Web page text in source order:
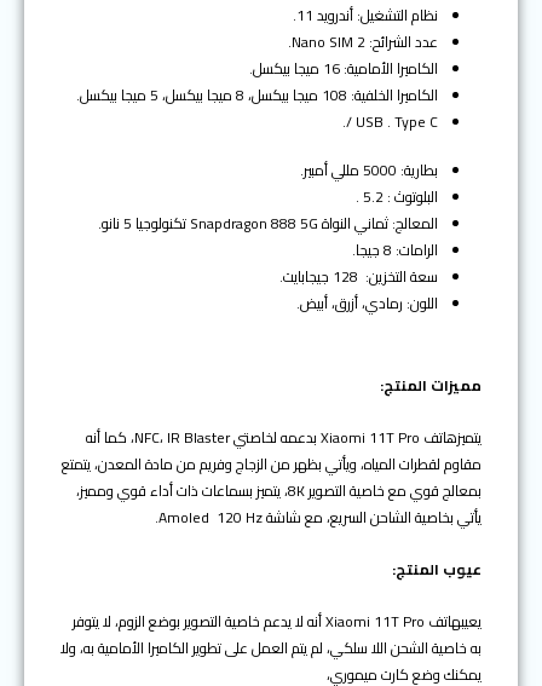
نظام التشغيل: أندرويد 11.
عدد الشرائح: 2 Nano SIM.
الكاميرا الأمامية: 16 ميجا بيكسل.
الكاميرا الخلفية: 108 ميجا بيكسل، 8 ميجا بيكسل، 5 ميجا بيكسل.
USB . Type C /.
بطارية: 5000 مللي أمبير.
البلوتوث : 5.2 .
المعالج: ثماني النواة Snapdragon 888 5G تكنولوجيا 5 نانو.
الرامات: 8 جيجا.
سعة التخزين: 128 جيجابايت.
اللون: رمادي، أزرق، أبيض.
مميزات المنتج:
يتميزهاتف Xiaomi 11T Pro بدعمه لخاصتي NFC، IR Blaster، كما أنه
مقاوم لقطرات المياه، ويأتي بظهر من الزجاج وفريم من مادة المعدن، يتمتع
بمعالج قوي مع خاصية التصوير 8K، يتميز بسماعات ذات أداء قوي ومميز،
يأتي بخاصية الشاحن السريع، مع شاشة Amoled 120 Hz.
عيوب المنتج:
يعيبهاتف Xiaomi 11T Pro أنه لا يدعم خاصية التصوير بوضع الزوم، لا يتوفر
به خاصية الشحن اللا سلكي، لم يتم العمل على تطوير الكاميرا الأمامية به، ولا
يمكنك وضع كارت ميموري،